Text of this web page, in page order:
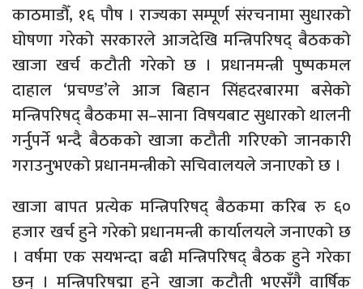
काठमाडौँ, १६ पौष । राज्यका सम्पूर्ण संरचनामा सुधारको
घोषणा गरेको सरकारले आजदेखि मन्त्रिपरिषद् बैठकको
खाजा खर्च कटौती गरेको छ । प्रधानमन्त्री पुष्पकमल
दाहाल ‘प्रचण्ड’ले आज बिहान सिंहदरबारमा बसेको
मन्त्रिपरिषद् बैठकमा स–साना विषयबाट सुधारको थालनी
गर्नुपर्ने भन्दै बैठकको खाजा कटौती गरिएको जानकारी
गराउनुभएको प्रधानमन्त्रीको सचिवालयले जनाएको छ ।
खाजा बापत प्रत्येक मन्त्रिपरिषद् बैठकमा करिब रु ६०
हजार खर्च हुने गरेको प्रधानमन्त्री कार्यालयले जनाएको छ
। वर्षमा एक सयभन्दा बढी मन्त्रिपरिषद् बैठक हुने गरेका
छन् । मन्त्रिपरिषद्मा हुने खाजा कटौती भएसँगै वार्षिक